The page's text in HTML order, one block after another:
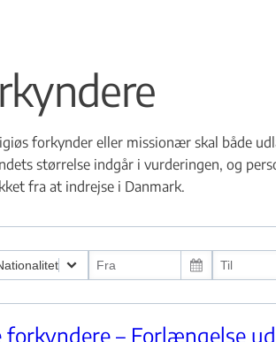
forkynder eller missionær skal både
størrelse indgår i vurderingen, og
fra at indrejse i Danmark.
– Forlængelse